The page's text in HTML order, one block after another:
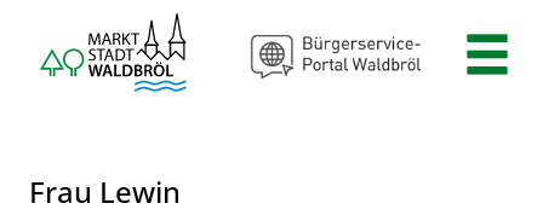
Zum Hauptinhalt springen
Frau Lewin